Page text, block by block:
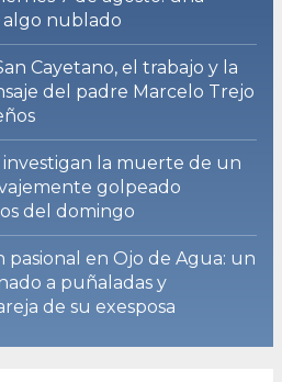
algo nublado
Cayetano, el trabajo y la
del padre Marcelo Trejo
investigan la muerte de un
golpeado
del domingo
pasional en Ojo de Agua: un
a puñaladas y
de su exesposa